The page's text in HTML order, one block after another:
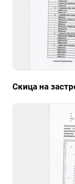
Скица на